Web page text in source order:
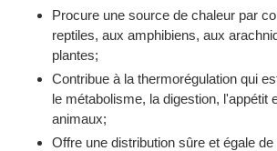
Procure une source de chaleur par
reptiles, aux amphibiens, aux
plantes;
Contribue à la thermorégulation qui
le métabolisme, la digestion, l'appétit
animaux;
Offre une distribution sûre et égale de